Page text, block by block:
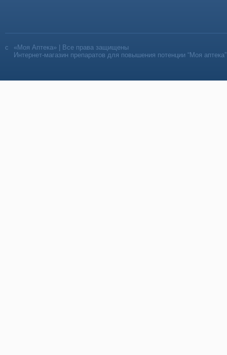
«Моя Аптека» | Все права защищены
Интернет-магазин препаратов для повышения потенции “Моя